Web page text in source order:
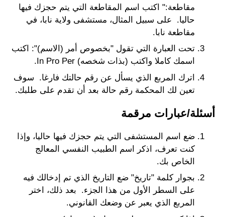
مقاطعة:" اكتب اسم المقاطعة التي يتم حجزك فيها
حاليا. على سبيل المثال، مستشفى ولاية نابا، في
مقاطعة نابا.
تحت العبارة التي تقول "بخصوص أمر (الاسم)": اكتب
اسمك كاملا واكتب (بذات شخصه) In Pro Per.
اترك المربع الذي يسأل عن رقم حالتك فارغا. سوف
تعين لك المحكمة رقم حالة بعد أن تقدم على طلبك.
أسئلة/عبارات مرقمة
ضع اسم المستشفى التي يتم حجزك فيها حاليا، وإذا
كنت تعرف، اذكر اسم الطبيب النفسي المعالج
الخاص بك.
بجوار كلمة "تاريخ" ضع التاريخ الذي تم إدخالك فيه
على السطر الأول من هذا الجزء. بعد ذلك، اختر
المربع الذي يعبر عن وضعك القانوني.